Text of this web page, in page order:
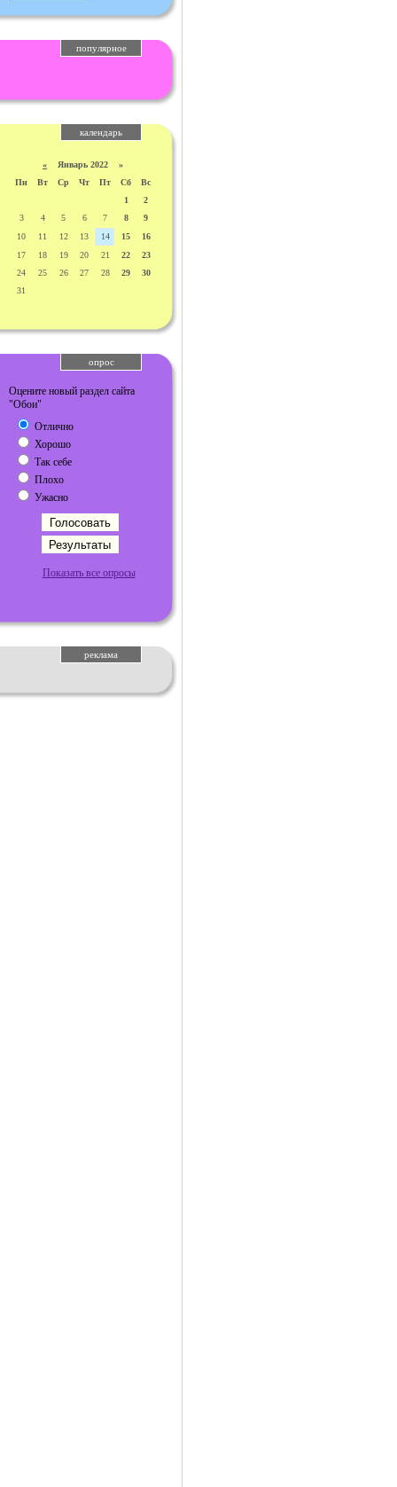
популярное
календарь
« Январь 2022 »
Пн
Вт Ср Чт Пт Сб
Вс
1
2
3
4 5 6 7 8
9
10
11 12 13 14 15
16
17
18 19 20 21 22
23
24
25 26 27 28 29
30
31
опрос
Оцените новый раздел сайта
"Обои"
Отлично
Хорошо
Так себе
Плохо
Ужасно
Показать все опросы
реклама